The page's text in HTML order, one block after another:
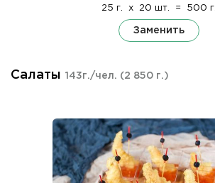
25 г. x 20 шт. = 500 г.
Заменить
Салаты 143г./чел. (2 850 г.)